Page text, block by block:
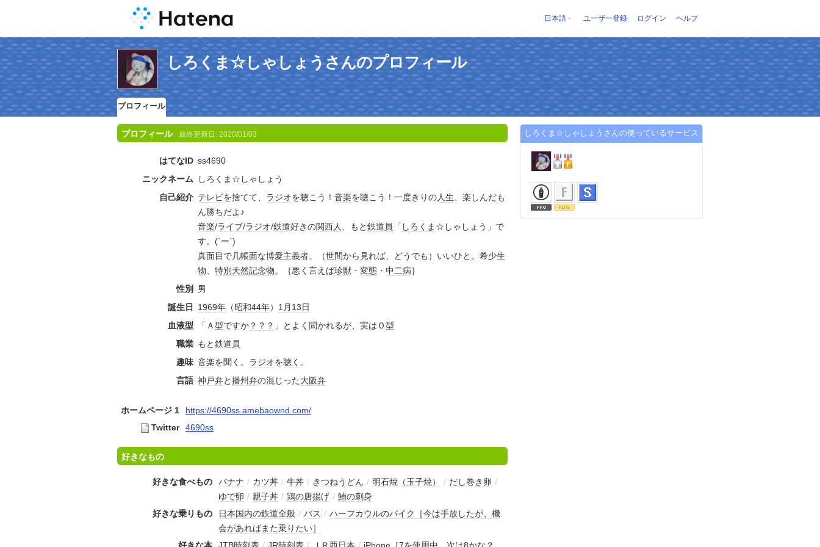
日本語 ユーザー登録 ログイン ヘルプ
しろくま☆しゃしょうさんのプロフィール
プロフィール
プロフィール 最終更新日: 2020/01/03
はてなID ss4690
ニックネーム
しろくま☆しゃしょう
自己紹介 テレビを捨てて、 ラジオを聴こう！ 音楽を聴こう！一度きりの人生、楽しんだも
ん勝ちだよ♪
音楽/ライブ/ラジオ/鉄道好きの関西人、もと鉄道員 「 しろくま ☆しゃしょう」で
す。(´ー`)ゞ
真面目で几帳面な博愛主義者。（世間から 見れば、どうでも） いいひと。 希少生
物、 特別天然記念物。｛悪く言えば珍獣 ・ 変態 ・ 中二病｝
性別
男
誕生日
1969年 （昭和44年） 1月13日
血液型
「Ａ型ですか ？？？ 」とよく聞かれるが、実はＯ型
職業 もと鉄道員
趣味 音楽を聞く。 ラジオを聴く 。
言語 神戸弁と播州弁の混じった大阪弁
ホームページ 1
https://4690ss.amebaownd.com/
Twitter
4690ss
好きなもの
好きな食べもの バナナ / カツ丼 / 牛丼 / きつねうどん / 明石焼（玉子焼） / だし巻き卵 /
ゆで卵 / 親子丼 / 鶏の唐揚げ / 鮪の刺身
好きな乗りもの
日本国内の鉄道全般 / バス / ハーフカウルのバイク［今は手放したが、機
会があればまた乗りたい］
しろくま☆しゃしょうさんの使っているサービス